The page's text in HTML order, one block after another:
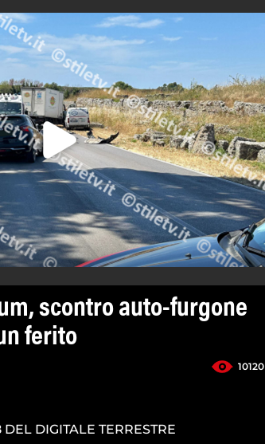
scontro auto-furgone
ferito
10120
DIGITALE TERRESTRE